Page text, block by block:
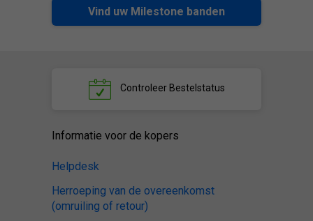
Vind uw Milestone banden
ControleerBestelstatus
Informatie voor de kopers
Helpdesk
Herroeping van de overeenkomst
(omruiling of retour)